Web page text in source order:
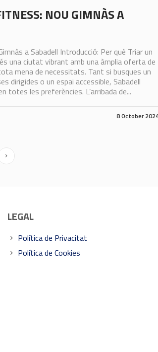
NOU GIMNÀS A
a Sabadell Introducció: Per què Triar un
una ciutat vibrant amb una àmplia oferta de
mena de necessitats. Tant si busques un
dirigides o un espai accessible, Sabadell
totes les preferències. L’arribada de...
8 October
LEGAL
Política de Privacitat
Política de Cookies